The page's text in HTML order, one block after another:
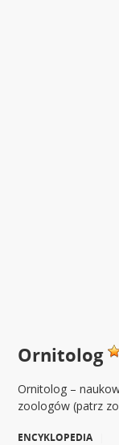
Ornitolog
Ornitolog –
zoologów (patrz
ENCYKLOPEDIA